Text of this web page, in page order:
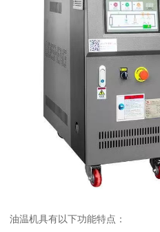
油温机具有以下功能特点：